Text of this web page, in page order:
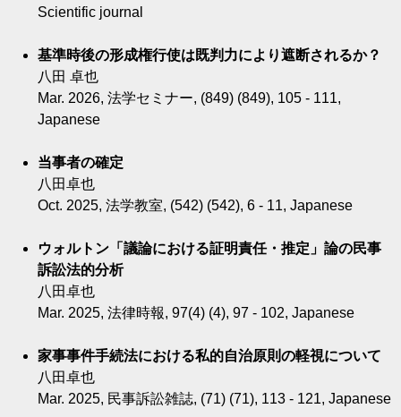
Scientific journal
基準時後の形成権行使は既判力により遮断されるか？
八田 卓也
Mar. 2026, 法学セミナー, (849) (849), 105 - 111,
Japanese
当事者の確定
八田卓也
Oct. 2025, 法学教室, (542) (542), 6 - 11, Japanese
ウォルトン「議論における証明責任・推定」論の民事
訴訟法的分析
八田卓也
Mar. 2025, 法律時報, 97(4) (4), 97 - 102, Japanese
家事事件手続法における私的自治原則の軽視について
八田卓也
Mar. 2025, 民事訴訟雑誌, (71) (71), 113 - 121, Japanese